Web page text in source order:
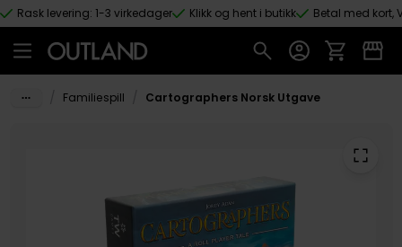
Hopp til hovedinnhold
Rask levering: 1-3 virkedager Klikk og hent i butikk Betal med kort,
Familiespill Cartographers Norsk Utgave